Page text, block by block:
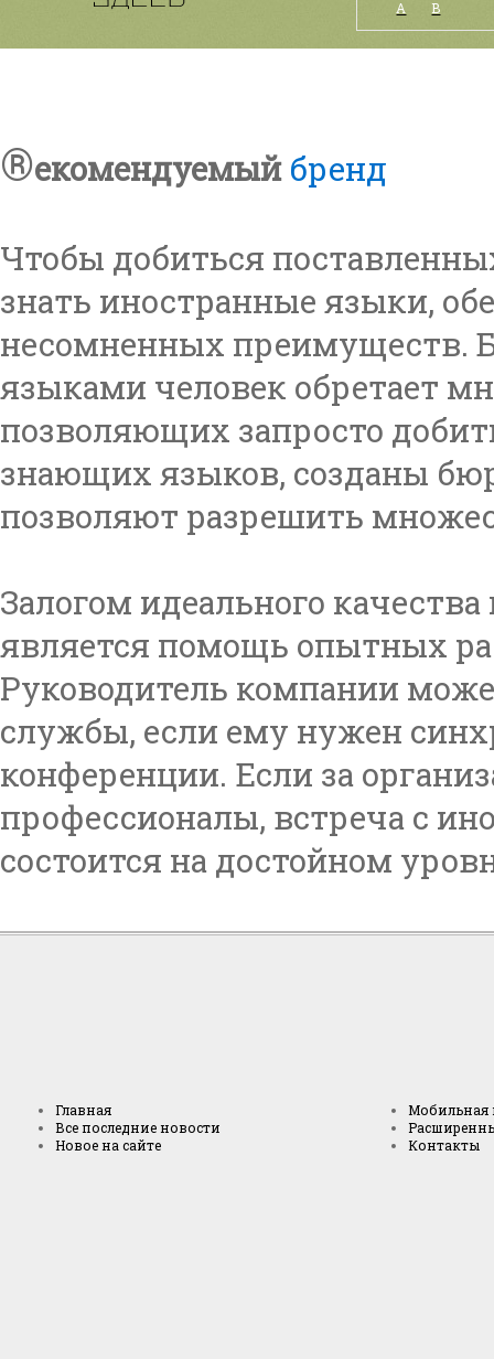
А B
®екомендуемый бренд
Чтобы добиться
знать иностранные языки,
несомненных преимуществ.
языками человек обретает
позволяющих запросто
знающих языков, созданы
позволяют разрешить
Залогом идеального
является помощь опытных
Руководитель компании
службы, если ему нужен
конференции. Если за
профессионалы, встреча с
состоится на достойном
Главная
Все последние новости
Новое на сайте
Мобильная
Контакты